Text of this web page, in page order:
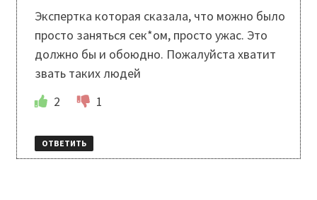
Экспертка которая сказала, что можно было
просто заняться сек*ом, просто ужас. Это
должно бы и обоюдно. Пожалуйста хватит
звать таких людей
2
1
ОТВЕТИТЬ